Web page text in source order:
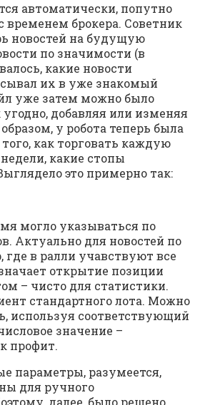
автоматически, попутно
временем брокера. Советник
новостей на будущую
по значимости (в
какие новости
их в уже знакомый
уже затем можно было
угодно, добавляя или изменяя
у робота теперь была
как торговать каждую
какие стопы
это примерно так:
могло указываться по
Актуально для новостей по
где в ралли учавствуют все
открытие позиции
– чисто для статистики.
стандартного лота. Можно
используя соответствующий
значение –
профит.
параметры, разумеется,
для ручного
далее, было решено